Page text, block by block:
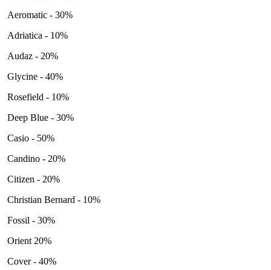
Aeromatic - 30%
Adriatica - 10%
Audaz - 20%
Glycine - 40%
Rosefield - 10%
Deep Blue - 30%
Casio - 50%
Candino - 20%
Citizen - 20%
Christian Bernard - 10%
Fossil - 30%
Orient 20%
Cover - 40%